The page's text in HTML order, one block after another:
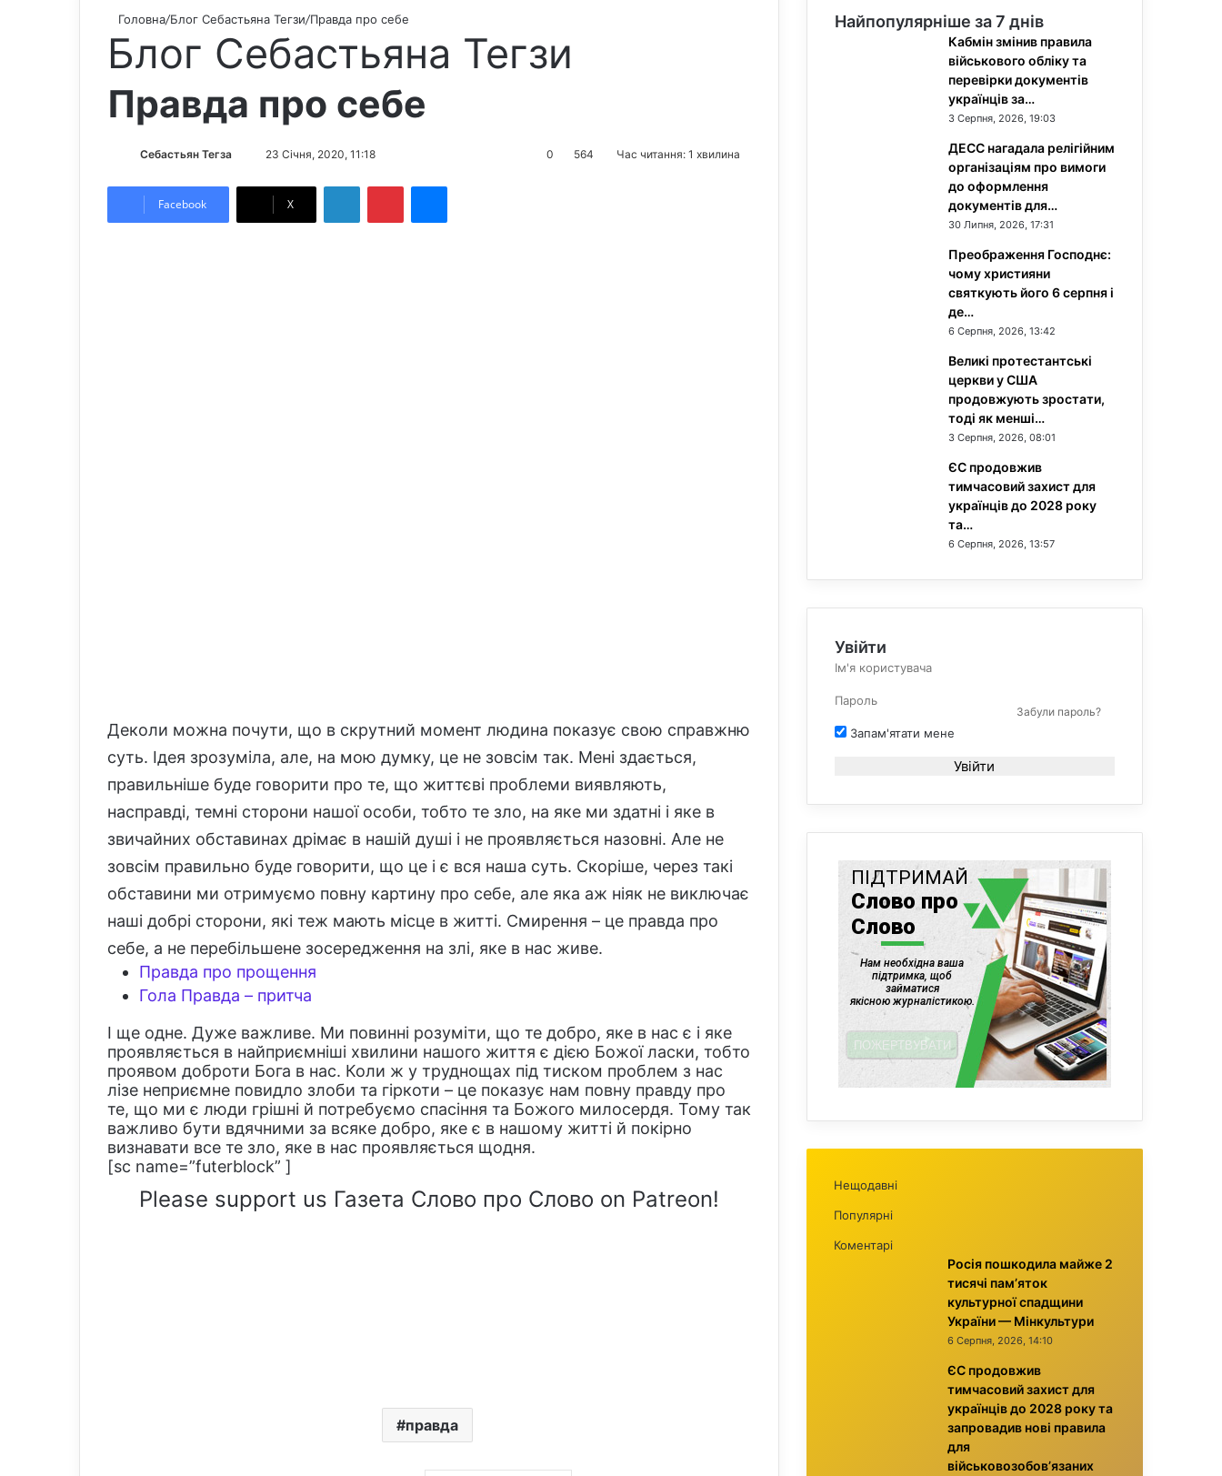
Головна/Блог Себастьяна Тегзи/Правда про себе
Блог Себастьяна Тегзи
Правда про себе
Себастьян Тегза
d
23 Січня, 2020, 11:18 0 564 Час читання: 1 хвилина
Facebook X
Деколи можна почути, що в скрутний момент людина показує свою справжню
суть. Ідея зрозуміла, але, на мою думку, це не зовсім так. Мені здається,
правильніше буде говорити про те, що життєві проблеми виявляють,
насправді, темні сторони нашої особи, тобто те зло, на яке ми здатні і яке в
звичайних обставинах дрімає в нашій душі і не проявляється назовні. Але не
зовсім правильно буде говорити, що це і є вся наша суть. Скоріше, через такі
обставини ми отримуємо повну картину про себе, але яка аж ніяк не виключає
наші добрі сторони, які теж мають місце в житті. Смирення – це правда про
себе, а не перебільшене зосередження на злі, яке в нас живе.
Правда про прощення
Гола Правда – притча
І ще одне. Дуже важливе. Ми повинні розуміти, що те добро, яке в нас є і яке
проявляється в найприємніші хвилини нашого життя є дією Божої ласки, тобто
проявом доброти Бога в нас. Коли ж у труднощах під тиском проблем з нас
лізе неприємне повидло злоби та гіркоти – це показує нам повну правду про
те, що ми є люди грішні й потребуємо спасіння та Божого милосердя. Тому так
важливо бути вдячними за всяке добро, яке є в нашому житті й покірно
визнавати все те зло, яке в нас проявляється щодня.
[sc name=”futerblock” ]
Please support us Газета Слово про Слово on Patreon!
правда
Найпопулярніше за 7 днів
Кабмін змінив правила
військового обліку та
перевірки документів
українців за…
3 Серпня, 2026, 19:03
ДЕСС нагадала релігійним
організаціям про вимоги
до оформлення
документів для…
30 Липня, 2026, 17:31
Преображення Господнє:
чому християни
святкують його 6 серпня і
де…
6 Серпня, 2026, 13:42
Великі протестантські
церкви у США
продовжують зростати,
тоді як менші…
3 Серпня, 2026, 08:01
ЄС продовжив
тимчасовий захист для
українців до 2028 року
та…
6 Серпня, 2026, 13:57
Увійти
Забули пароль?
Запам'ятати мене
Увійти
Нещодавні
Популярні
Коментарі
Росія пошкодила майже 2
тисячі пам’яток
культурної спадщини
України — Мінкультури
6 Серпня, 2026, 14:10
ЄС продовжив
тимчасовий захист для
українців до 2028 року та
запровадив нові правила
для
військовозобов’язаних